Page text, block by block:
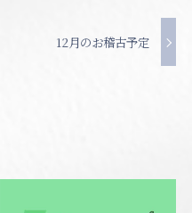
12月のお稽古予定